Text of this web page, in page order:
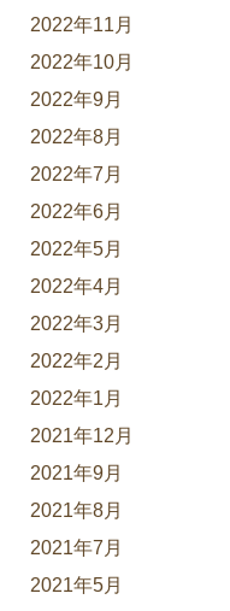
2022年11月
2022年10月
2022年9月
2022年8月
2022年7月
2022年6月
2022年5月
2022年4月
2022年3月
2022年2月
2022年1月
2021年12月
2021年9月
2021年8月
2021年7月
2021年5月